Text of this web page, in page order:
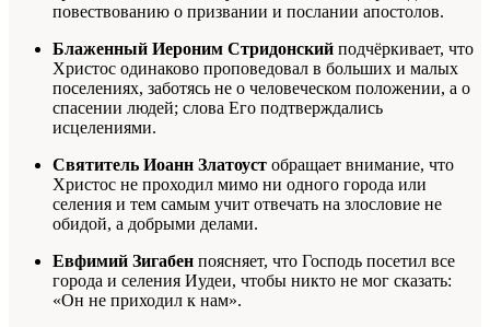
повествованию о призвании и послании апостолов.
Блаженный Иероним Стридонский подчёркивает, что
Христос одинаково проповедовал в больших и малых
поселениях, заботясь не о человеческом положении, а о
спасении людей; слова Его подтверждались
исцелениями.
Святитель Иоанн Златоуст обращает внимание, что
Христос не проходил мимо ни одного города или
селения и тем самым учит отвечать на злословие не
обидой, а добрыми делами.
Евфимий Зигабен поясняет, что Господь посетил все
города и селения Иудеи, чтобы никто не мог сказать:
«Он не приходил к нам».